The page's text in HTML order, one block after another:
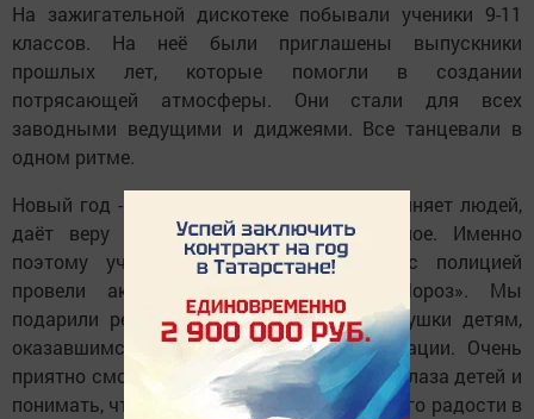
На зажигательной дискотеке побывали ученики 9-11
классов. На неё были приглашены выпускники
прошлых лет, которые помогли в создании
потрясающей атмосферы. Они стали для всех
заводными ведущими и диджеями. Все танцевали в
одном ритме.
Новый год - это праздник, который объединяет людей,
даёт веру в нечто светлое и интересное. Именно
поэтому учащиеся школы совместно с полицией
провели акцию «Полицейский Дед Мороз». Мы
подарили ребятам подарки и мягкие игрушки детям,
оказавшимся в трудной жизненной ситуации. Очень
приятно смотреть в светящие от счастья глаза детей и
понимать, что смогли принести хоть немного радости в